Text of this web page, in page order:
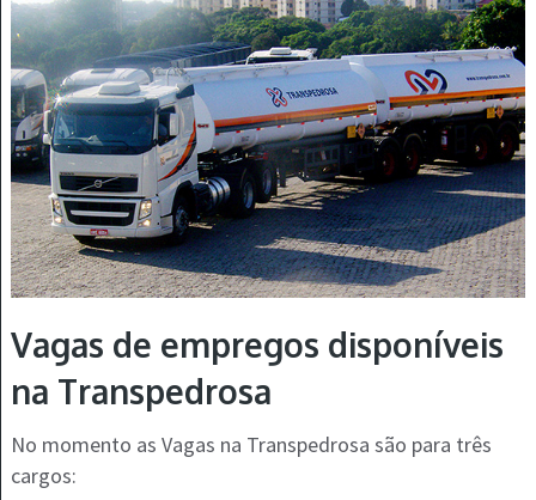
Vagas de empregos disponíveis
na Transpedrosa
No momento as Vagas na Transpedrosa são para três
cargos: